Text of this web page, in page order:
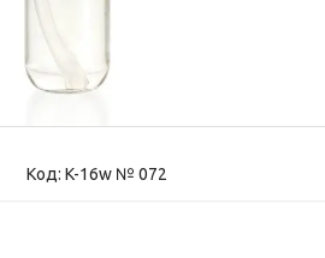
Код: K-16w № 072